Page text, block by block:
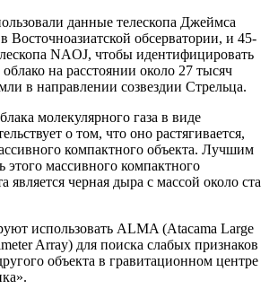
данные телескопа Джеймса
Восточноазиатской обсерватории, и 45-
NAOJ, чтобы идентифицировать
на расстоянии около 27 тысяч
в направлении созвездии Стрельца.
молекулярного газа в виде
о том, что оно растягивается,
компактного объекта. Лучшим
этого массивного компактного
является черная дыра с массой около ста
использовать ALMA (Atacama Large
Array) для поиска слабых признаков
объекта в гравитационном центре